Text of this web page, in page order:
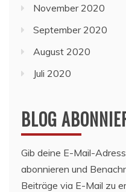
November 2020
September 2020
August 2020
Juli 2020
BLOG
Gib deine E-Mail-
abonnieren und
Beiträge via E-Mail zu